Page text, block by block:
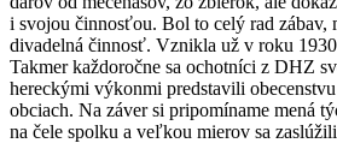
i svojou činnosťou. Bol to celý rad zábav,
divadelná činnosť. Vznikla už v roku
Takmer každoročne sa ochotníci z DHZ
hereckými výkonmi predstavili
obciach. Na záver si pripomíname mená
na čele spolku a veľkou mierov sa